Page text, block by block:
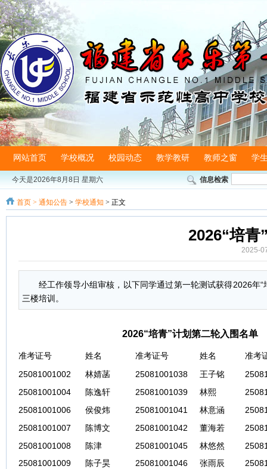
网站首页 学校概况 校园动态 教学教研 教师之窗 学
今天是2026年8月8日 星期六 信息检索
首页 > 通知公告 > 学校通知 > 正文
2026“培青
2025-
经工作领导小组审核，以下同学通过第一轮测试获得2026年
三楼培训。
2026“培青”计划第二轮入围名单
准考证号 姓名 准考证号 姓名
准考
25081001002
林婧菡 25081001038 王子铭
25081001004
陈逸轩 25081001039 林熙
25081001006
侯俊炜 25081001041 林意涵
25081001007
陈博文 25081001042 董海若
25081001008
陈津 25081001045 林悠然
25081001009
陈子昊 25081001046 张雨辰